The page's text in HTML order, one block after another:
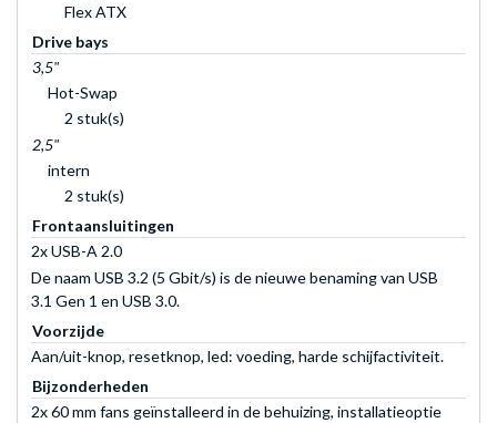
Flex ATX
Drive bays
3,5"
Hot-Swap
2 stuk(s)
2,5"
intern
2 stuk(s)
Frontaansluitingen
2x USB-A 2.0
De naam USB 3.2 (5 Gbit/s) is de nieuwe benaming van USB
3.1 Gen 1 en USB 3.0.
Voorzijde
Aan/uit-knop, resetknop, led: voeding, harde schijfactiviteit.
Bijzonderheden
2x 60 mm fans geïnstalleerd in de behuizing, installatieoptie